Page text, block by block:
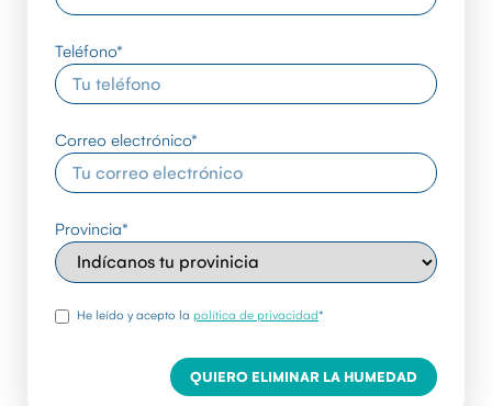
Teléfono*
Correo electrónico*
Provincia*
rgpd*
He leído y acepto la política de privacidad*